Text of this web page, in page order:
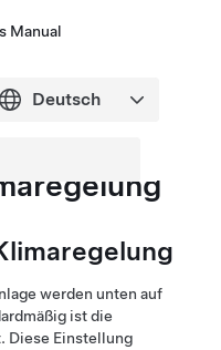
Manual
werden unten auf
ist die
Diese Einstellung